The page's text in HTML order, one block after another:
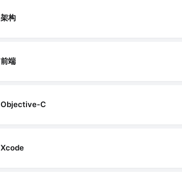
架构
前端
Objective-C
Xcode